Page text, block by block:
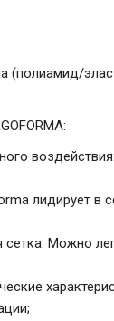
(полиамид/
лидирует
Можно